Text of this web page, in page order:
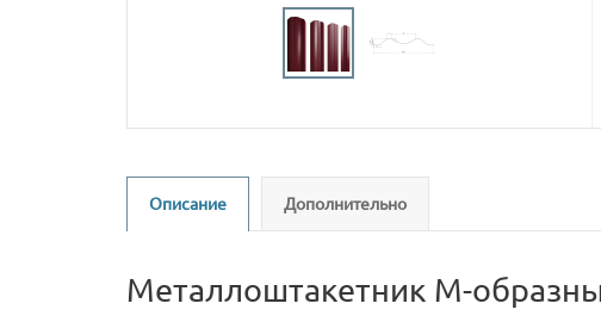
Описание Дополнительно
Металлоштакетник М-